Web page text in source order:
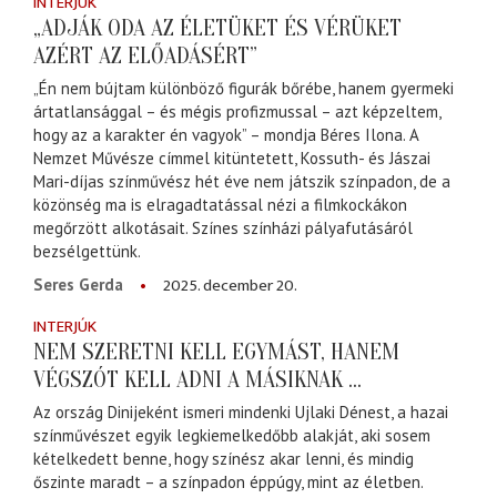
„ADJÁK ODA AZ ÉLETÜKET ÉS VÉRÜKET
AZÉRT AZ ELŐADÁSÉRT”
„Én nem bújtam különböző figurák bőrébe, hanem gyermeki
ártatlansággal – és mégis profizmussal – azt képzeltem,
hogy az a karakter én vagyok” – mondja Béres Ilona. A
Nemzet Művésze címmel kitüntetett, Kossuth- és Jászai
Mari-díjas színművész hét éve nem játszik színpadon, de a
közönség ma is elragadtatással nézi a filmkockákon
megőrzött alkotásait. Színes színházi pályafutásáról
bezsélgettünk.
Seres Gerda
2025. december 20.
INTERJÚK
NEM SZERETNI KELL EGYMÁST, HANEM
VÉGSZÓT KELL ADNI A MÁSIKNAK ...
Az ország Dinijeként ismeri mindenki Ujlaki Dénest, a hazai
színművészet egyik legkiemelkedőbb alakját, aki sosem
kételkedett benne, hogy színész akar lenni, és mindig
őszinte maradt – a színpadon éppúgy, mint az életben.